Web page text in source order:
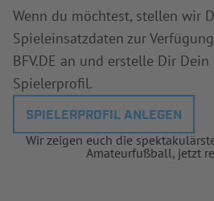
Wenn du möchtest, stellen wir
Spieleinsatzdaten zur
BFV.DE an und erstelle Dir
Spielerprofil.
SPIELERPROFIL ANLEGEN
Wir zeigen euch die
Amateurfußball, jetzt